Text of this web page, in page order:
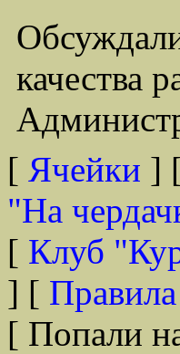
качества
[ Ячейки ]
"На
[ Клуб
] [
[ Попали